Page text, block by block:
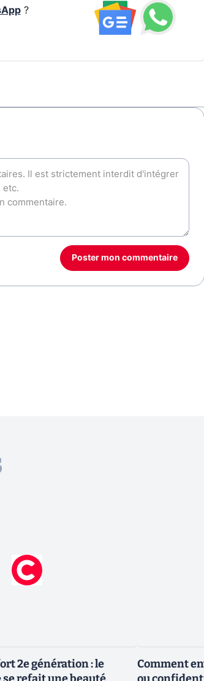
?
Poster mon commentaire
2e génération : le
Comment